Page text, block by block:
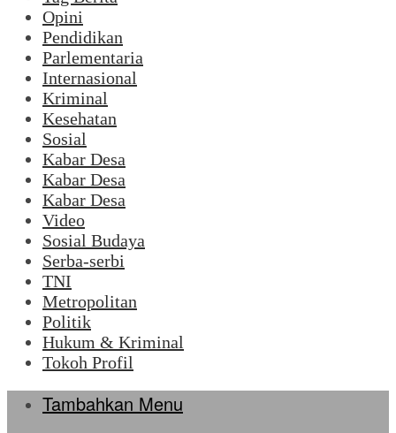
Opini
Pendidikan
Parlementaria
Internasional
Kriminal
Kesehatan
Sosial
Kabar Desa
Kabar Desa
Kabar Desa
Video
Sosial Budaya
Serba-serbi
TNI
Metropolitan
Politik
Hukum & Kriminal
Tokoh Profil
Tambahkan Menu